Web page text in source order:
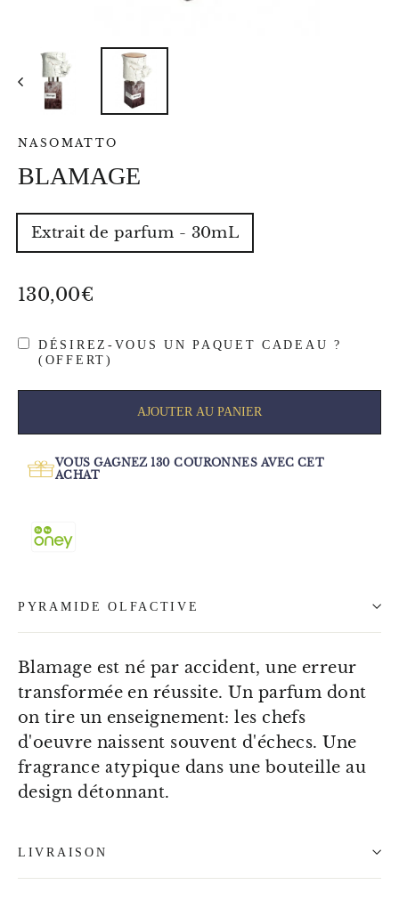
NASOMATTO
BLAMAGE
VOLUME
Extrait de parfum - 30mL
Prix
130,00€
DÉSIREZ-VOUS UN PAQUET CADEAU ?
(OFFERT)
AJOUTER AU PANIER
VOUS GAGNEZ130 COURONNES AVEC CET
ACHAT
PYRAMIDE OLFACTIVE
Blamage est né par accident, une erreur
transformée en réussite. Un parfum dont
on tire un enseignement: les chefs
d'oeuvre naissent souvent d'échecs. Une
fragrance atypique dans une bouteille au
design détonnant.
LIVRAISON